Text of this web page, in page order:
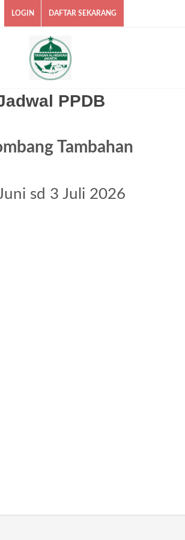
LOGIN DAFTAR SEKARANG
PPDB
Tambahan
sd 3 Juli 2026